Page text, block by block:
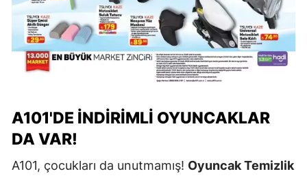
A101'DE İNDIRIMLI OYUNCAKLAR
DA VAR!
A101, çocukları da unutmamış! Oyuncak Temizlik